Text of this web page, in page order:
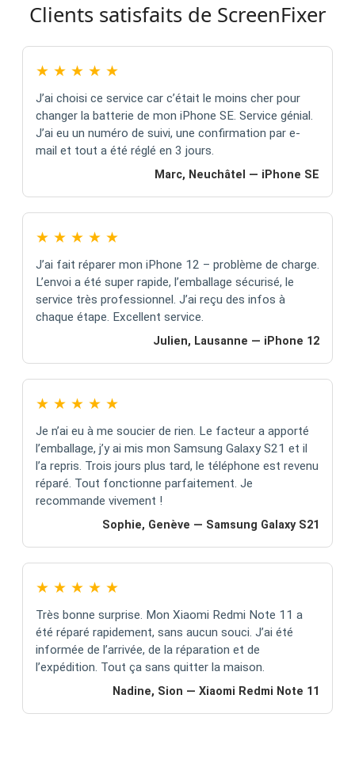
Clients satisfaits de ScreenFixer
★ ★ ★ ★ ★
J’ai choisi ce service car c’était le moins cher pour
changer la batterie de mon iPhone SE. Service génial.
J’ai eu un numéro de suivi, une confirmation par e-
mail et tout a été réglé en 3 jours.
Marc, Neuchâtel — iPhone SE
★ ★ ★ ★ ★
J’ai fait réparer mon iPhone 12 – problème de charge.
L’envoi a été super rapide, l’emballage sécurisé, le
service très professionnel. J’ai reçu des infos à
chaque étape. Excellent service.
Julien, Lausanne — iPhone 12
★ ★ ★ ★ ★
Je n’ai eu à me soucier de rien. Le facteur a apporté
l’emballage, j’y ai mis mon Samsung Galaxy S21 et il
l’a repris. Trois jours plus tard, le téléphone est revenu
réparé. Tout fonctionne parfaitement. Je
recommande vivement !
Sophie, Genève — Samsung Galaxy S21
★ ★ ★ ★ ★
Très bonne surprise. Mon Xiaomi Redmi Note 11 a
été réparé rapidement, sans aucun souci. J’ai été
informée de l’arrivée, de la réparation et de
l’expédition. Tout ça sans quitter la maison.
Nadine, Sion — Xiaomi Redmi Note 11